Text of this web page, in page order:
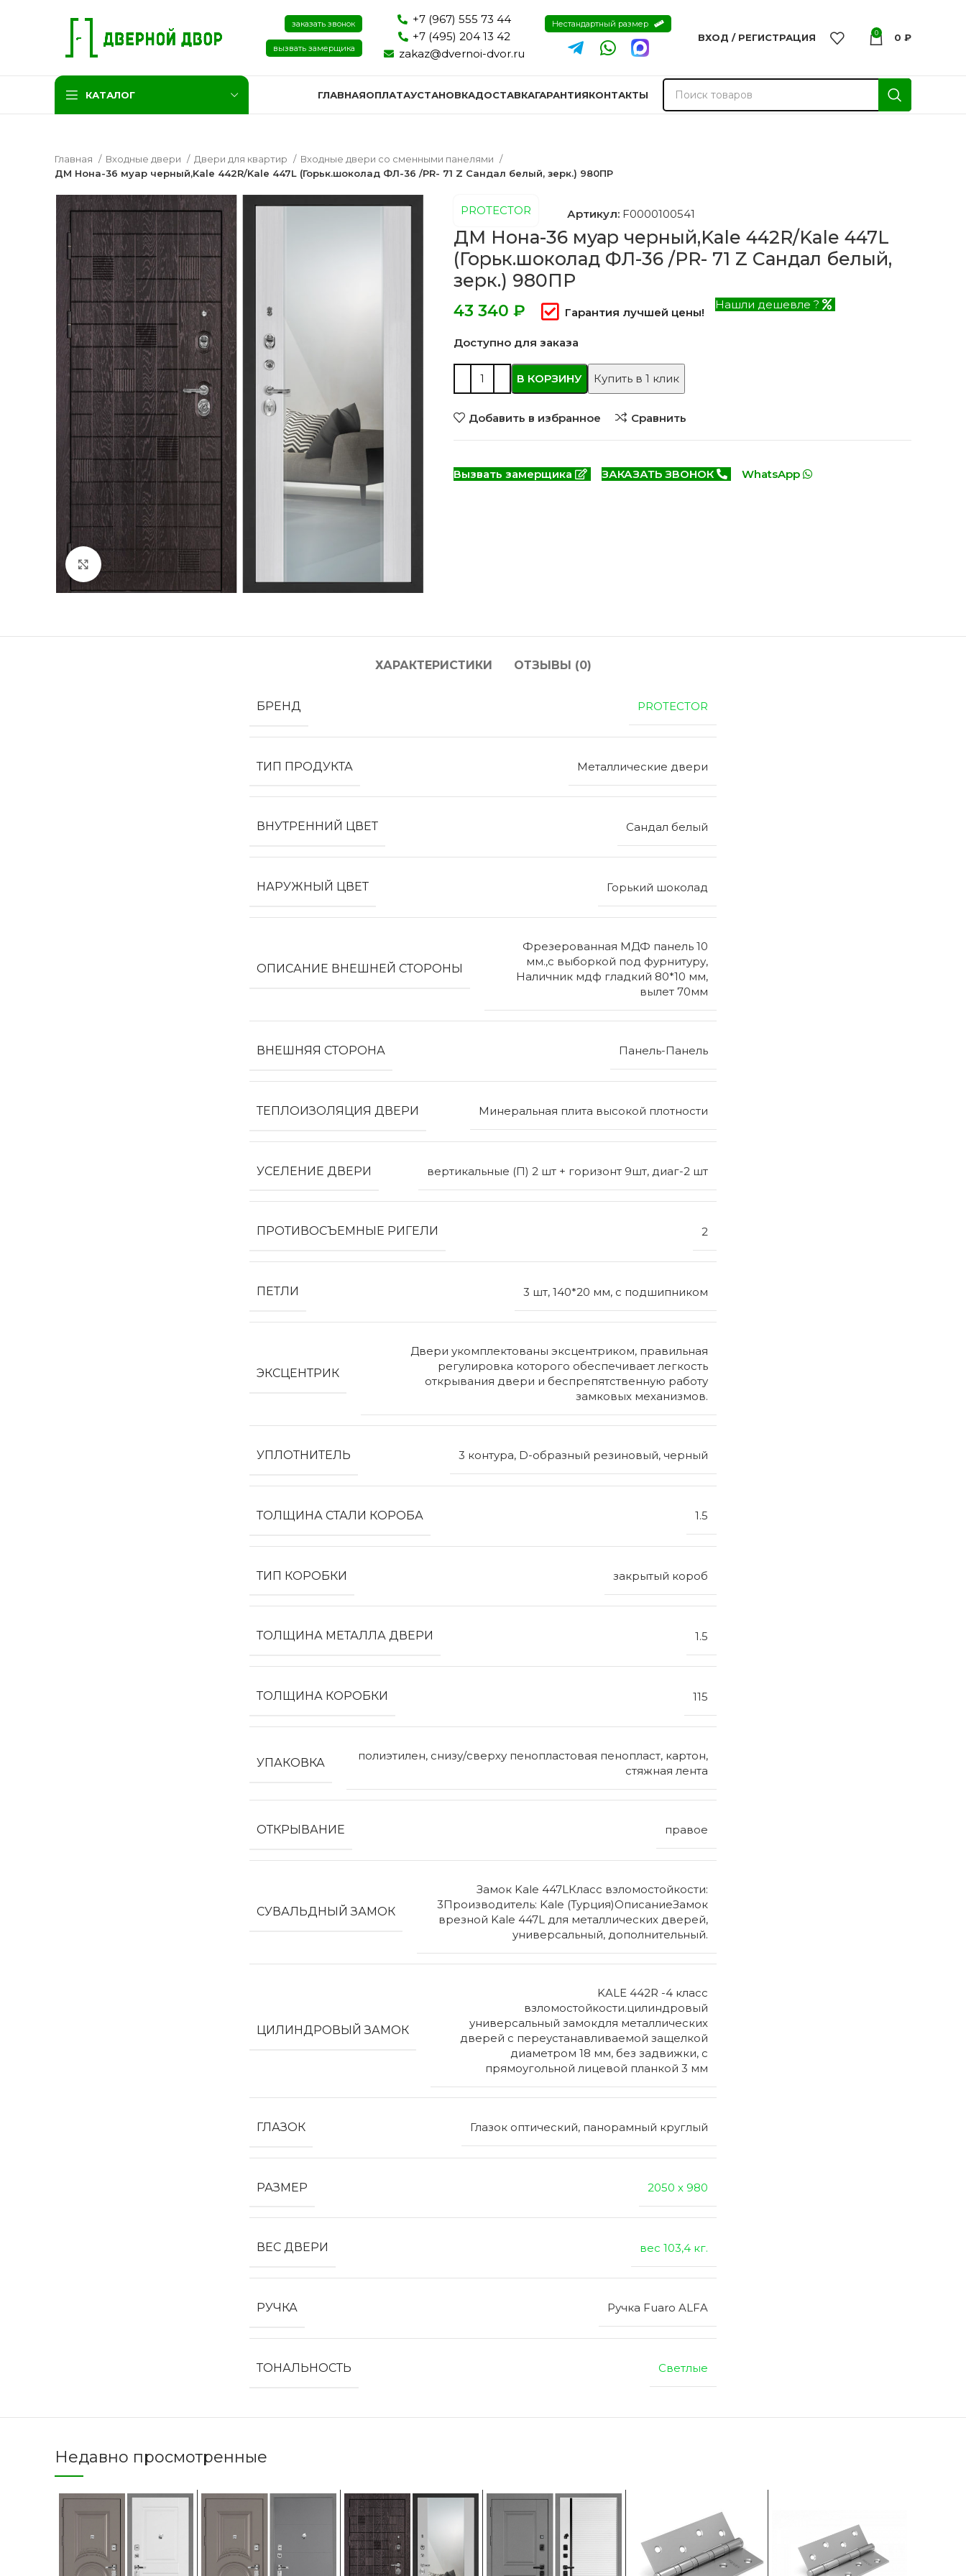
заказать звонок
вызвать замерщика
+7 (967) 555 73 44
+7 (495) 204 13 42
zakaz@dvernoi-dvor.ru
Нестандартный размер
ВХОД / РЕГИСТРАЦИЯ 0 0 ₽
КАТАЛОГ
Двери экошпон и пвх Двери Invisible
Двери из массива -
ГЛАВНАЯОПЛАТАУСТАНОВКАДОСТАВКАГАРАНТИЯКОНТАКТЫ
Главная Входные двери Двери для квартир
Входные двери со сменными панелями
ДМ Нона-36 муар черный,Kale 442R/Kale 447L (Горьк.шоколад ФЛ-36 /PR- 71 Z Сандал белый, зерк.) 980ПР
Нажмите, чтобы увеличить
PROTECTOR Артикул: F0000100541
ДМ Нона-36 муар черный,Kale 442R/Kale 447L
(Горьк.шоколад ФЛ-36 /PR- 71 Z Сандал белый,
зерк.) 980ПР
₽ Гарантия лучшей цены!
Нашли дешевле ?
Доступно для заказа
В КОРЗИНУ Купить в 1 клик
Добавить в избранное Сравнить
Вызвать замерщика ЗАКАЗАТЬ ЗВОНОК WhatsApp
ХАРАКТЕРИСТИКИ ОТЗЫВЫ (0)
БРЕНД PROTECTOR
ТИП ПРОДУКТА Металлические двери
ВНУТРЕННИЙ ЦВЕТ Сандал белый
НАРУЖНЫЙ ЦВЕТ Горький шоколад
ОПИСАНИЕ ВНЕШНЕЙ СТОРОНЫ
Фрезерованная МДФ панель 10
мм.,с выборкой под фурнитуру,
Наличник мдф гладкий 80*10 мм,
вылет 70мм
ВНЕШНЯЯ СТОРОНА Панель-Панель
ТЕПЛОИЗОЛЯЦИЯ ДВЕРИ Минеральная плита высокой плотности
УСЕЛЕНИЕ ДВЕРИ вертикальные (П) 2 шт + горизонт 9шт, диаг-2 шт
ПРОТИВОСЪЕМНЫЕ РИГЕЛИ 2
ПЕТЛИ 3 шт, 140*20 мм, с подшипником
ЭКСЦЕНТРИК
Двери укомплектованы эксцентриком, правильная
регулировка которого обеспечивает легкость
открывания двери и беспрепятственную работу
замковых механизмов.
УПЛОТНИТЕЛЬ 3 контура, D-образный резиновый, черный
ТОЛЩИНА СТАЛИ КОРОБА 1.5
ТИП КОРОБКИ закрытый короб
ТОЛЩИНА МЕТАЛЛА ДВЕРИ 1.5
ТОЛЩИНА КОРОБКИ 115
УПАКОВКА
полиэтилен, снизу/сверху пенопластовая пенопласт, картон,
стяжная лента
ОТКРЫВАНИЕ правое
СУВАЛЬДНЫЙ ЗАМОК
Замок Kale 447LКласс взломостойкости:
3Производитель: Kale (Турция)ОписаниеЗамок
врезной Kale 447L для металлических дверей,
универсальный, дополнительный.
ЦИЛИНДРОВЫЙ ЗАМОК
KALE 442R -4 класс
взломостойкости.цилиндровый
универсальный замокдля металлических
дверей с переустанавливаемой защелкой
диаметром 18 мм, без задвижки, с
прямоугольной лицевой планкой 3 мм
ГЛАЗОК Глазок оптический, панорамный круглый
РАЗМЕР 2050 х 980
ВЕС ДВЕРИ вес 103,4 кг.
РУЧКА Ручка Fuaro ALFA
ТОНАЛЬНОСТЬ Светлые
Недавно просмотренные